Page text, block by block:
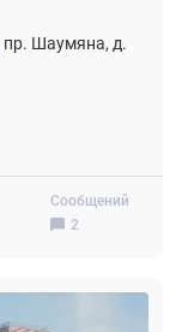
Сообщений
2
пр. Шаумяна, д.